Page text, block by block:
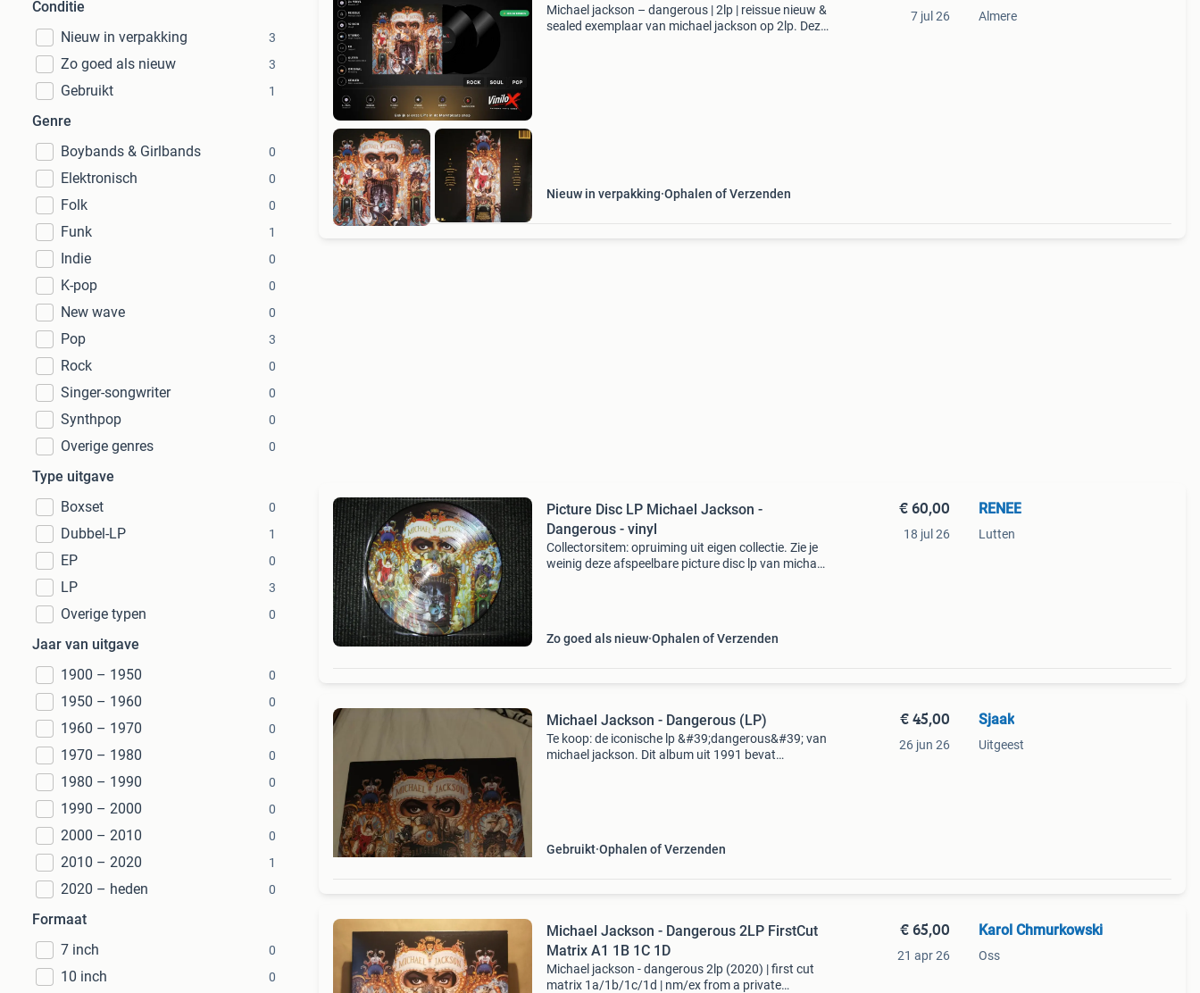
Conditie
Nieuw in verpakking
3
Zo goed als nieuw 3
Gebruikt 1
Genre
Boybands & Girlbands
0
Elektronisch 0
Folk 0
Funk 1
Indie 0
K-pop 0
New wave 0
Pop 3
Rock 0
Singer-songwriter 0
Synthpop 0
Overige genres 0
Type uitgave
Boxset
0
Dubbel-LP 1
EP 0
LP 3
Overige typen 0
Jaar van uitgave
1900 – 1950
0
1950 – 1960 0
1960 – 1970 0
1970 – 1980 0
1980 – 1990 0
1990 – 2000 0
2000 – 2010 0
2010 – 2020 1
2020 – heden 0
Formaat
7 inch
0
10 inch 0
Michael jackson – dangerous | 2lp | reissue nieuw &
sealed exemplaar van michael jackson op 2lp. Deze
Nieuw in verpakking Ophalen of Verzenden
7 jul 26 Almere
Picture Disc LP Michael Jackson -
Dangerous - vinyl
Collectorsitem: opruiming uit eigen collectie. Zie je
weinig deze afspeelbare picture disc lp van michael
Zo goed als nieuw Ophalen of Verzenden
€ 60,00
18 jul 26
RENEE
Lutten
Michael Jackson - Dangerous (LP)
Te koop: de iconische lp &#39;dangerous&#39; van
michael jackson. Dit album uit 1991 bevat
Gebruikt Ophalen of Verzenden
€ 45,00
26 jun 26
Sjaak
Uitgeest
Michael Jackson - Dangerous 2LP FirstCut
Matrix A1 1B 1C 1D
Michael jackson - dangerous 2lp (2020) | first cut
matrix 1a/1b/1c/1d | nm/ex from a private
€ 65,00
21 apr 26
Karol Chmurkowski
Oss